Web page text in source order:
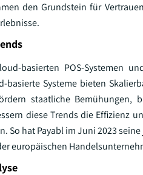
den Grundstein für
basierten POS-Systemen
basierte Systeme bieten
staatliche
diese Trends die Effizienz
So hat Payabl im Juni 2023
europäischen